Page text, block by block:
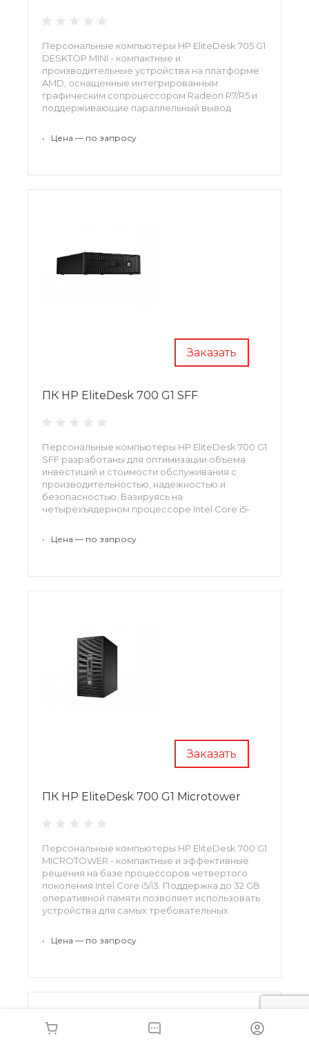
Персональные компьютеры HP EliteDesk 705 G1
DESKTOP MINI - компактные и
производительные устройства на платформе
AMD, оснащенные интегрированным
графическим сопроцессором Radeon R7/R5 и
поддерживающие параллельный вывод
широкий модельный ряд накопителей 2,5".
• Цена — по запросу
Заказать
ПК HP EliteDesk 700 G1 SFF
Персональные компьютеры HP EliteDesk 700 G1
SFF разработаны для оптимизации объема
инвестиций и стоимости обслуживания с
производительностью, надежностью и
безопасностью. Базируясь на
четырехъядерном процессоре Intel Core i5-
HDD 500 ГБ и графическую подсистему Intel HD
• Цена — по запросу
Заказать
ПК HP EliteDesk 700 G1 Microtower
Персональные компьютеры HP EliteDesk 700 G1
MICROTOWER - компактные и эффективные
решения на базе процессоров четвертого
поколения Intel Core i5/i3. Поддержка до 32 GB
оперативной памяти позволяет использовать
устройства для самых требовательных
оптимизировать конфигурацию под
• Цена — по запросу